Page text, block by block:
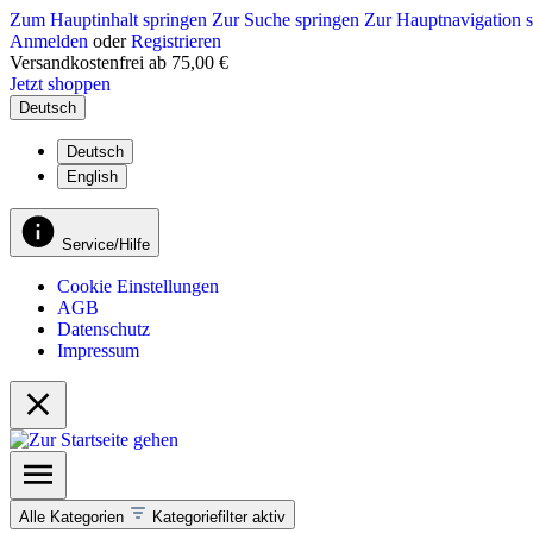
Zum Hauptinhalt springen Zur Suche springen Zur Hauptnavigation
Anmelden oder Registrieren
Versandkostenfrei ab 75,00 €
Jetzt shoppen
Deutsch
Deutsch
English
Service/Hilfe
Cookie Einstellungen
AGB
Datenschutz
Impressum
Alle Kategorien Kategoriefilter aktiv